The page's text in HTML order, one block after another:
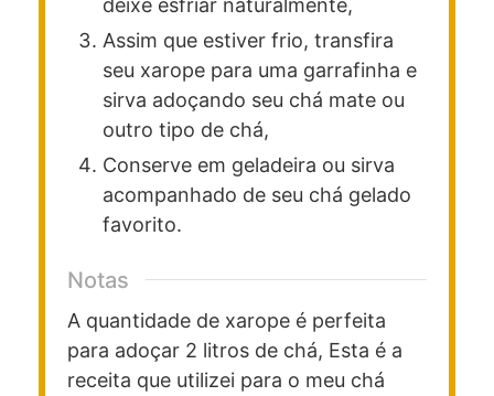
Assim que estiver frio, transfira
seu xarope para uma garrafinha e
sirva adoçando seu chá mate ou
outro tipo de chá,
Conserve em geladeira ou sirva
acompanhado de seu chá gelado
favorito.
Notas
A quantidade de xarope é perfeita
para adoçar 2 litros de chá, Esta é a
receita que utilizei para o meu chá